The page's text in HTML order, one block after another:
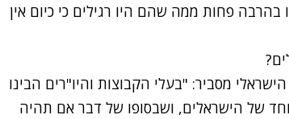
פחות ממה שהם היו רגילים כי כיום אין
מסביר: "בעלי הקבוצות והיו"רים הבינו
של הישראלים, ושבסופו של דבר אם תהיה